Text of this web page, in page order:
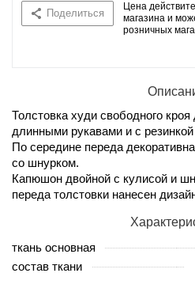
Поделиться
Цена
магазина и
розничных
Толстовка худи свободного
длинными рукавами и с резинкой
По середине переда
со шнурком.
Капюшон двойной с кулисой и
переда толстовки нанесен
ткань основная
состав ткани